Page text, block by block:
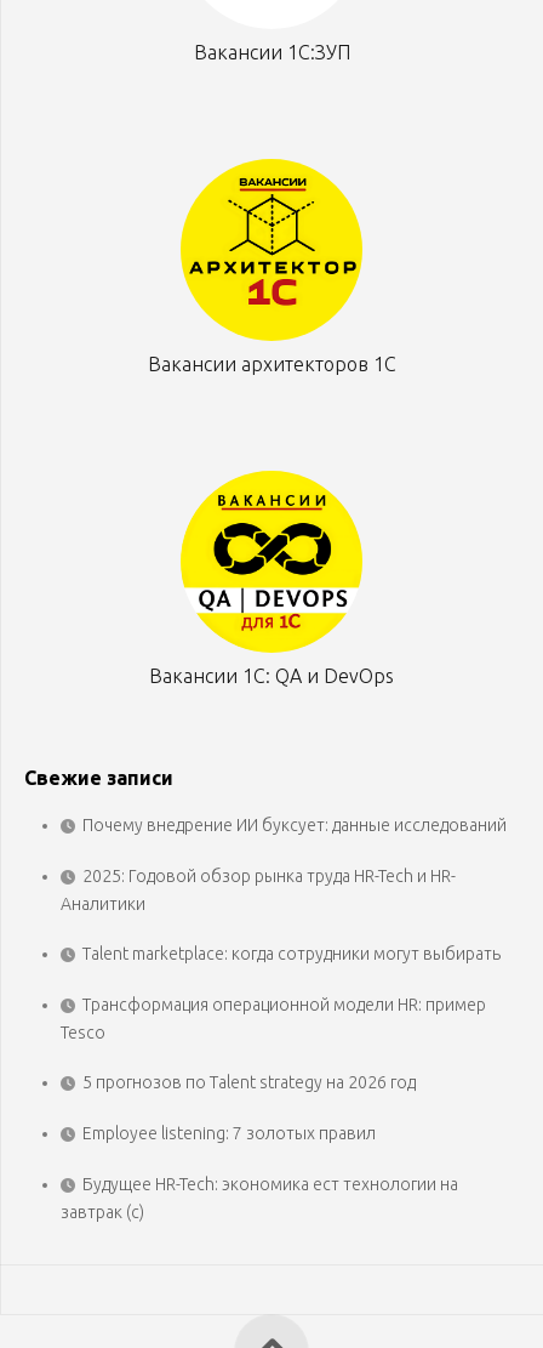
Вакансии 1С:ЗУП
Вакансии архитекторов 1С
Вакансии 1С: QA и DevOps
Свежие записи
Почему внедрение ИИ буксует: данные исследований
2025: Годовой обзор рынка труда HR-Tech и HR-
Аналитики
Talent marketplace: когда сотрудники могут выбирать
Трансформация операционной модели HR: пример
Tesco
5 прогнозов по Talent strategy на 2026 год
Employee listening: 7 золотых правил
Будущее HR-Tech: экономика ест технологии на
завтрак (с)